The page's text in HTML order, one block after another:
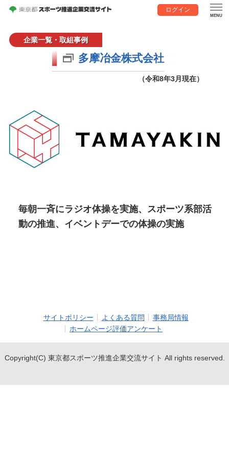
ログイン
企業一覧・取組事例
多摩冶金株式会社
（令和8年3月現在）
毎朝一斉にラジオ体操を実施、スポーツ系部活
動の推進、イベントデーでの体操の実施
サイトポリシー よくある質問
事務局情報
ホームページ評価アンケート
Copyright(C) 東京都スポーツ推進企業交流サイト All rights reserved.